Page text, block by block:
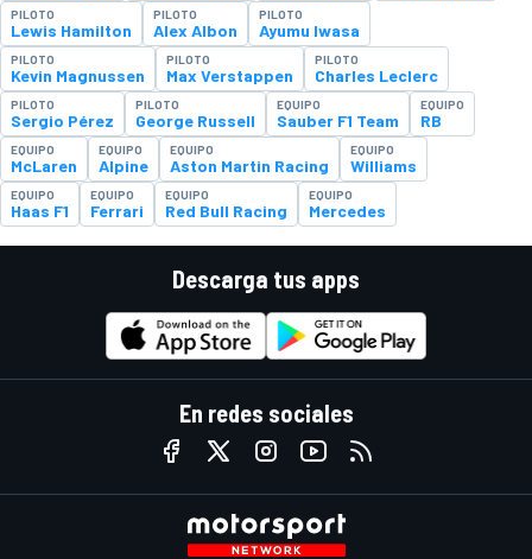
PILOTO
Lewis Hamilton
PILOTO
Alex Albon
PILOTO
Ayumu Iwasa
PILOTO
Kevin Magnussen
PILOTO
Max Verstappen
PILOTO
Charles Leclerc
PILOTO
Sergio Pérez
PILOTO
George Russell
EQUIPO
Sauber F1 Team
EQUIPO
RB
EQUIPO
McLaren
EQUIPO
Alpine
EQUIPO
Aston Martin Racing
EQUIPO
Williams
EQUIPO
Haas F1
EQUIPO
Ferrari
EQUIPO
Red Bull Racing
EQUIPO
Mercedes
Descarga tus apps
En redes sociales